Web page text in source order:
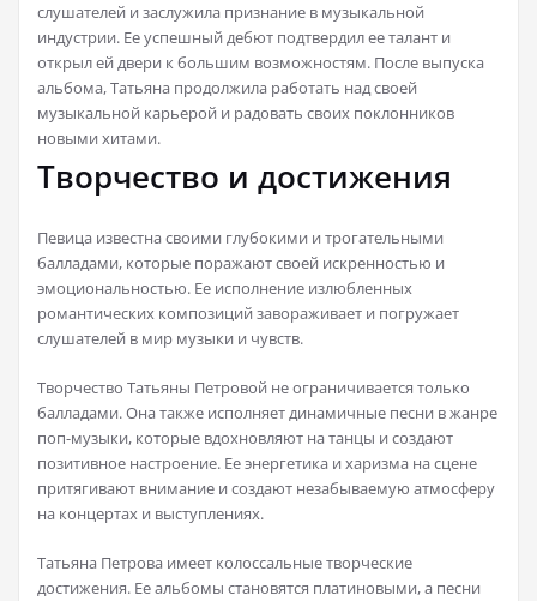
слушателей и заслужила признание в музыкальной
индустрии. Ее успешный дебют подтвердил ее талант и
открыл ей двери к большим возможностям. После выпуска
альбома, Татьяна продолжила работать над своей
музыкальной карьерой и радовать своих поклонников
новыми хитами.
Творчество и достижения
Певица известна своими глубокими и трогательными
балладами, которые поражают своей искренностью и
эмоциональностью. Ее исполнение излюбленных
романтических композиций завораживает и погружает
слушателей в мир музыки и чувств.
Творчество Татьяны Петровой не ограничивается только
балладами. Она также исполняет динамичные песни в жанре
поп-музыки, которые вдохновляют на танцы и создают
позитивное настроение. Ее энергетика и харизма на сцене
притягивают внимание и создают незабываемую атмосферу
на концертах и выступлениях.
Татьяна Петрова имеет колоссальные творческие
достижения. Ее альбомы становятся платиновыми, а песни